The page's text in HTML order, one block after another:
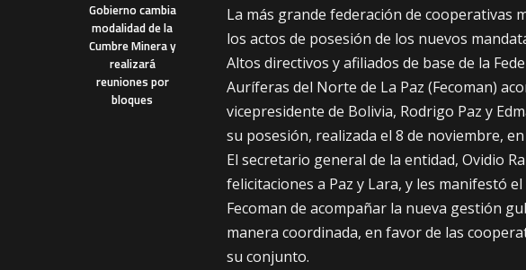
Gobierno cambia
modalidad de la
Cumbre Minera y
realizará
reuniones por
bloques
La más grande federación de cooperativas
los actos de posesión de los nuevos
Altos directivos y afiliados de base de la
Auríferas del Norte de La Paz (Fecoman)
vicepresidente de Bolivia, Rodrigo Paz y
su posesión, realizada el 8 de noviembre,
El secretario general de la entidad, Ovidio
felicitaciones a Paz y Lara, y les manifestó
Fecoman de acompañar la nueva gestión
manera coordinada, en favor de las
su conjunto.